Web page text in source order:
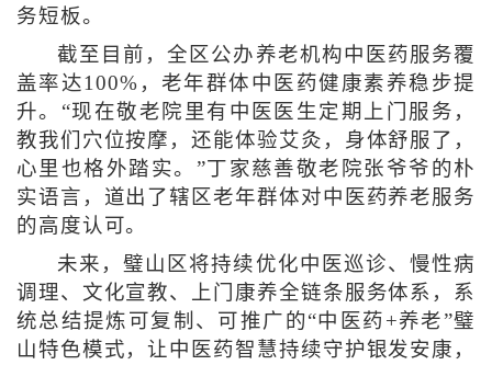
务短板。
截至目前，全区公办养老机构中医药服务覆
盖率达100%，老年群体中医药健康素养稳步提
升。“现在敬老院里有中医医生定期上门服务，
教我们穴位按摩，还能体验艾灸，身体舒服了，
心里也格外踏实。”丁家慈善敬老院张爷爷的朴
实语言，道出了辖区老年群体对中医药养老服务
的高度认可。
未来，璧山区将持续优化中医巡诊、慢性病
调理、文化宣教、上门康养全链条服务体系，系
统总结提炼可复制、可推广的“中医药+养老”璧
山特色模式，让中医药智慧持续守护银发安康，